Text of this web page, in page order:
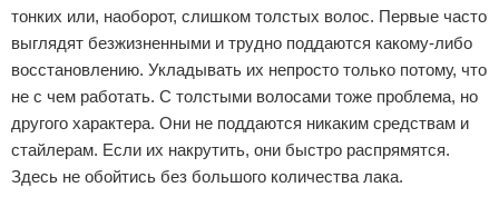
тонких или, наоборот, слишком толстых волос. Первые часто
выглядят безжизненными и трудно поддаются какому-либо
восстановлению. Укладывать их непросто только потому, что
не с чем работать. С толстыми волосами тоже проблема, но
другого характера. Они не поддаются никаким средствам и
стайлерам. Если их накрутить, они быстро распрямятся.
Здесь не обойтись без большого количества лака.